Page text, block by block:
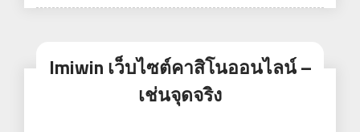
Imiwin เว็บไซต์คาสิโนออนไลน์ –
เช่นจุดจริง